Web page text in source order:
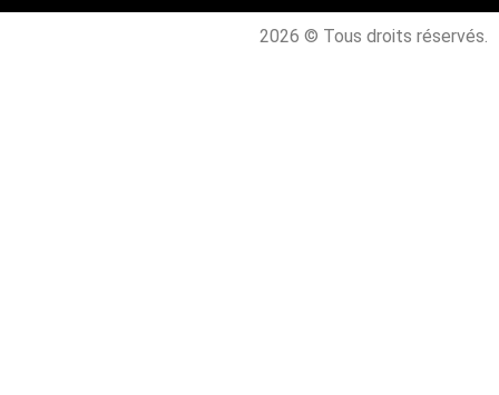
2026 © Tous droits réservés.